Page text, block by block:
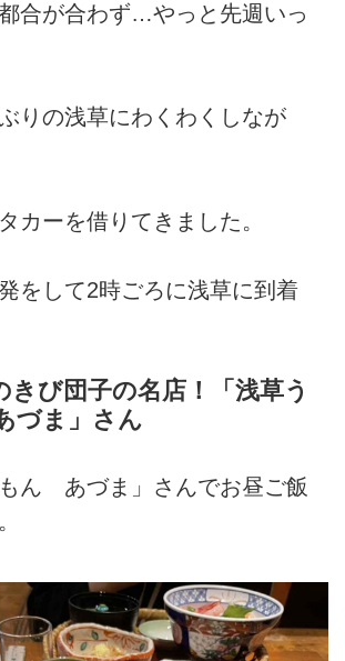
合が合わず…やっと先週いっ
りの浅草にわくわくしなが
カーを借りてきました。
をして2時ごろに浅草に到着
きび団子の名店！「浅草う
づま」さん
もん あづま」さんでお昼ご飯